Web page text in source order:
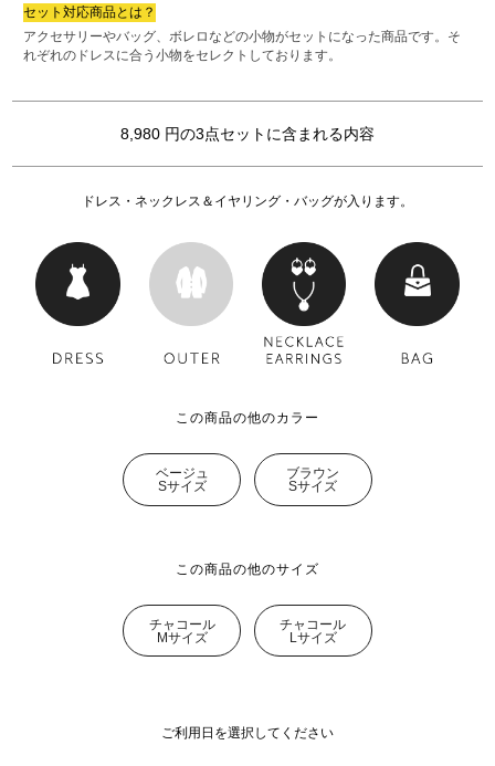
セット対応商品とは？
アクセサリーやバッグ、ボレロなどの小物がセットになった商品です。そ
れぞれのドレスに合う小物をセレクトしております。
8,980 円の3点セットに含まれる内容
ドレス・ネックレス＆イヤリング・バッグが入ります。
この商品の他のカラー
ベージュ
Sサイズ
ブラウン
Sサイズ
この商品の他のサイズ
チャコール
Mサイズ
チャコール
Lサイズ
ご利用日を選択してください